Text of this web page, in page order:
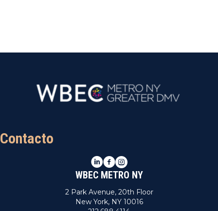
e
Contacto
LinkedIn
Facebook
Instagram
WBEC METRO NY
2 Park Avenue, 20th Floor
New York, NY 10016